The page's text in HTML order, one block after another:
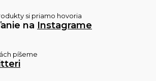
si priamo hovoria
na Instagrame
píšeme